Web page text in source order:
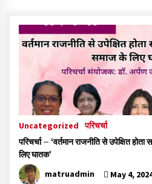
Uncategorized
परिचर्चा
परिचर्चा – ‘वर्तमान राजनीति से उपेक्षित
लिए घातक’
matruadmin
May 4,